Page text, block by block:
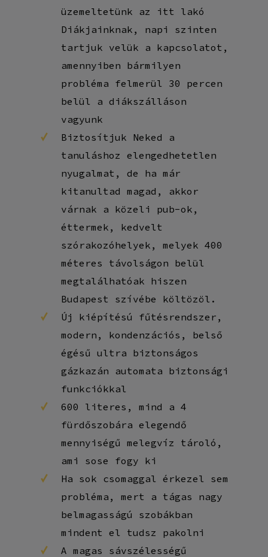
üzemeltetünk az itt lakó
Diákjainknak, napi szinten
tartjuk velük a kapcsolatot,
amennyiben bármilyen
probléma felmerül 30 percen
belül a diákszálláson
vagyunk
Biztosítjuk Neked a
tanuláshoz elengedhetetlen
nyugalmat, de ha már
kitanultad magad, akkor
várnak a közeli pub-ok,
éttermek, kedvelt
szórakozóhelyek, melyek 400
méteres távolságon belül
megtalálhatóak hiszen
Budapest szívébe költözöl.
Új kiépítésú fűtésrendszer,
modern, kondenzációs, belső
égésű ultra biztonságos
gázkazán automata biztonsági
funkciókkal
600 literes, mind a 4
fürdőszobára elegendő
mennyiségű melegvíz tároló,
ami sose fogy ki
Ha sok csomaggal érkezel sem
probléma, mert a tágas nagy
belmagasságú szobákban
mindent el tudsz pakolni
A magas sávszélességű